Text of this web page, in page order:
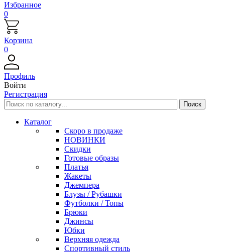
Избранное
0
Корзина
0
Профиль
Войти
Регистрация
Каталог
Скоро в продаже
НОВИНКИ
Скидки
Готовые образы
Платья
Жакеты
Джемпера
Блузы / Рубашки
Футболки / Топы
Брюки
Джинсы
Юбки
Верхняя одежда
Спортивный стиль